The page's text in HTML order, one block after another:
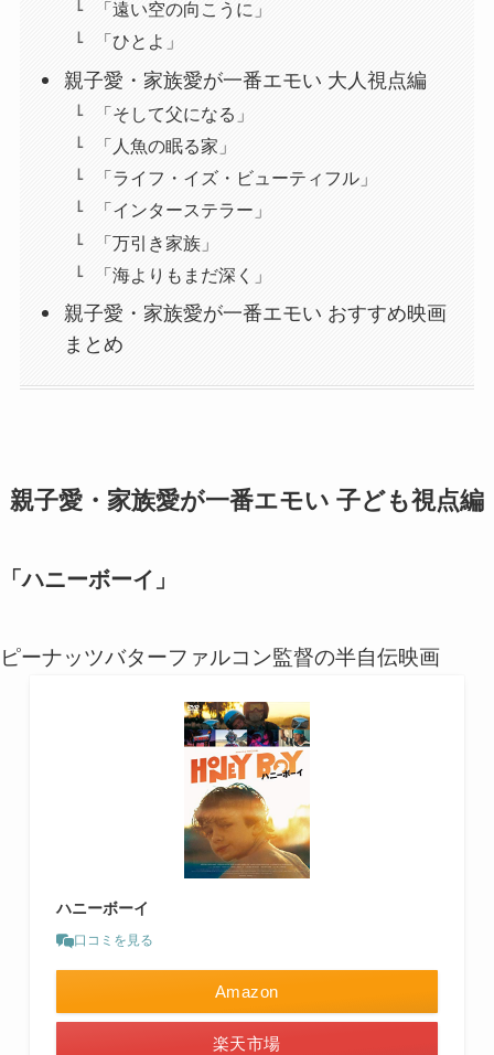
「遠い空の向こうに」
「ひとよ」
親子愛・家族愛が一番エモい 大人視点編
「そして父になる」
「人魚の眠る家」
「ライフ・イズ・ビューティフル」
「インターステラー」
「万引き家族」
「海よりもまだ深く」
親子愛・家族愛が一番エモい おすすめ映画
まとめ
親子愛・家族愛が一番エモい 子ども視点編
「ハニーボーイ」
ピーナッツバターファルコン監督の半自伝映画
ハニーボーイ
口コミを見る
Amazon
楽天市場